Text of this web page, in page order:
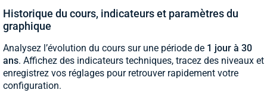
Historique du cours, indicateurs et paramètres du
graphique
Analysez l’évolution du cours sur une période de 1 jour à 30
ans. Affichez des indicateurs techniques, tracez des niveaux et
enregistrez vos réglages pour retrouver rapidement votre
configuration.